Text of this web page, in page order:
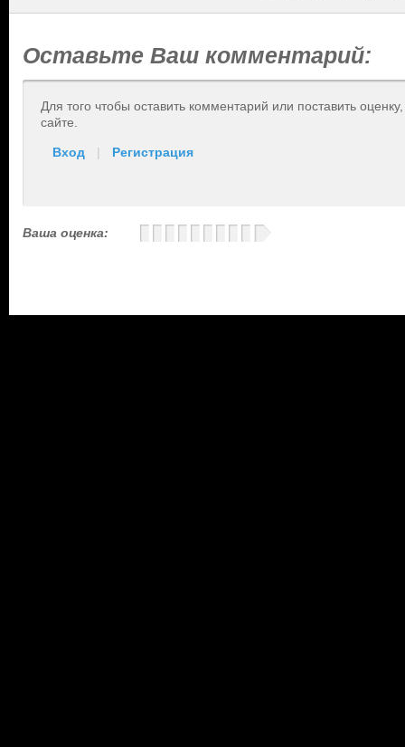
Оставьте Ваш комментарий:
Для того чтобы оставить комментарий или поставить
сайте.
Вход | Регистрация
Ваша оценка: